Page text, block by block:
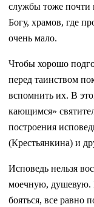
службы тоже почти
Богу, храмов, где
очень мало.
Чтобы хорошо
перед таинством
вспомнить их. В
кающимся»
построения
(Крестьянкина) и
Исповедь нельзя
моечную, душевую.
бояться, все равно